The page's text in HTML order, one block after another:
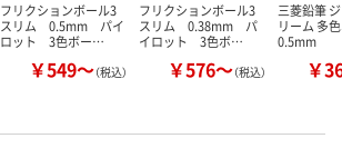
フリクションボール3
スリム 0.5mm パイ
ロット 3色ボー…
￥549～（税込）
フリクションボール3
スリム 0.38mm パ
イロット 3色ボ…
￥576～（税込）
三菱鉛筆
リーム 多
0.5mm
￥